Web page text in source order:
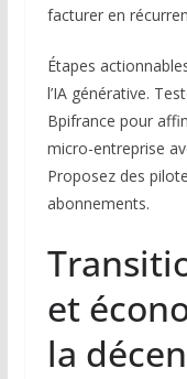
facturer en
Étapes
l’IA générative.
Bpifrance pour
micro-entreprise
Proposez des
abonnements.
et
la